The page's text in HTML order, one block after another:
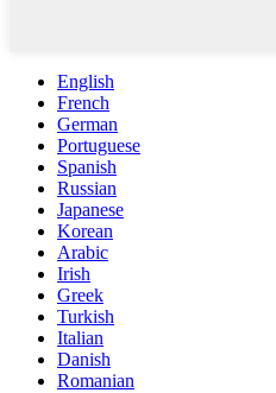
English
French
German
Portuguese
Spanish
Russian
Japanese
Korean
Arabic
Irish
Greek
Turkish
Italian
Danish
Romanian